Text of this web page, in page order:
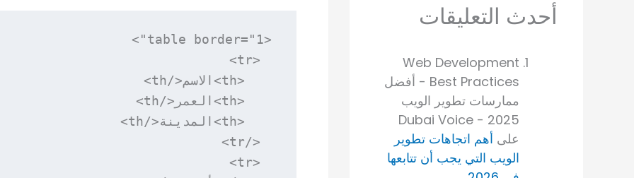
أحدث التعليقات
Web Development
Best Practices - أفضل
ممارسات تطوير الويب
2025 - Dubai Voice
على أهم اتجاهات تطوير
الويب التي يجب أن تتابعها
<table border="1">
  <tr>
    <th>الاسم</th>
    <th>العمر</th>
    <th>المدينة</th>
  </tr>
  <tr>